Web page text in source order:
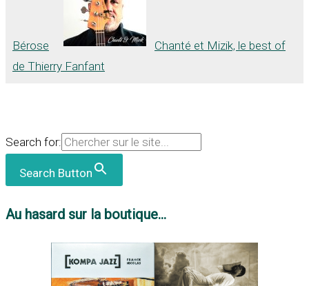
Bérose
Chanté et Mizik, le best of
de Thierry Fanfant
Search for:
Search Button
Au hasard sur la boutique...